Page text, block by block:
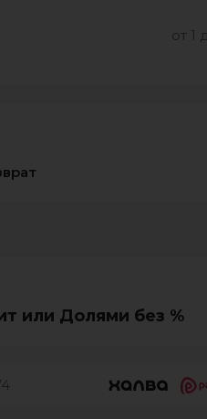
от 1
или Долями без %